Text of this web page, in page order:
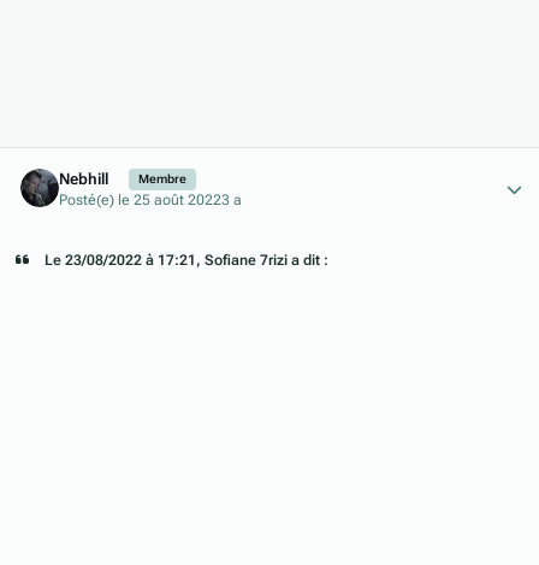
Nebhill Membre
Posté(e) le 25 août 20223 a
Le 23/08/2022 à 17:21, Sofiane 7rizi a dit :